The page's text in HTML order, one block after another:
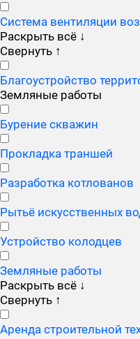
Система вентиляции
Раскрыть всё ↓
Свернуть ↑
Благоустройство
Земляные работы
Бурение скважин
Прокладка траншей
Разработка котлованов
Рытьё искусственных
Устройство колодцев
Земляные работы
Раскрыть всё ↓
Свернуть ↑
Аренда строительной